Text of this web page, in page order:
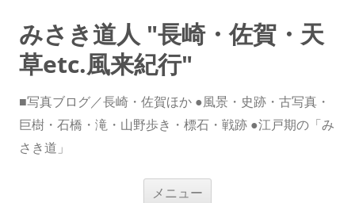
みさき道人 "長崎・佐賀・天
草etc.風来紀行"
■写真ブログ／長崎・佐賀ほか ●風景・史跡・古写真・
巨樹・石橋・滝・山野歩き・標石・戦跡 ●江戸期の「み
さき道」
メニュー